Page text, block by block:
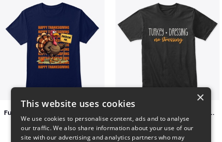
Turkey + Dressing, No Stressing
×
This website uses cookies
We use cookies to personalise content, ads and to analyse
our traffic. We also share information about your use of our
site with our advertising and analytics partners who may